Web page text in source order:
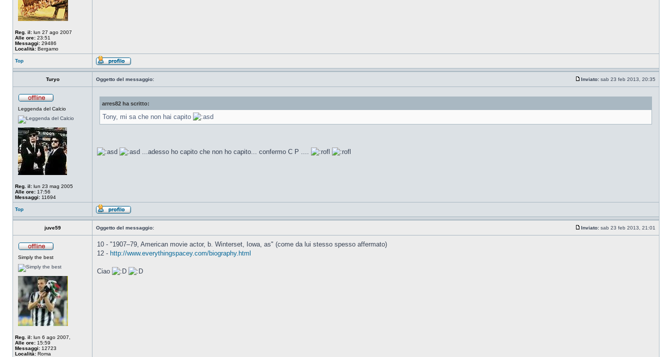
Reg. il: lun 27 ago 2007
Alle ore: 23:51
Messaggi: 29486
Località: Bergamo
Top
Turyo Oggetto del messaggio: Inviato: sab 23 feb 2013, 20:35
Leggenda del Calcio
Reg. il: lun 23 mag 2005
Alle ore: 17:56
Messaggi: 11694
arres82 ha scritto:
Tony, mi sa che non hai capito
...adesso ho capito che non ho capito... confermo C P ....
Top
juve59 Oggetto del messaggio: Inviato: sab 23 feb 2013, 21:01
Simply the best
Reg. il: lun 6 ago 2007,
Alle ore: 15:59
Messaggi: 12723
Località: Roma
10 - "1907–79, American movie actor, b. Winterset, Iowa, as" (come da lui stesso spesso affermato)
12 - http://www.everythingspacey.com/biography.html
Ciao